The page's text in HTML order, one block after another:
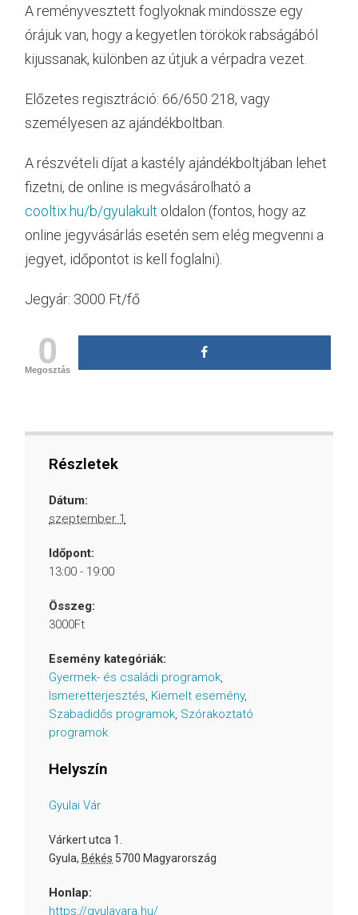
A reményvesztett foglyoknak mindössze egy
órájuk van, hogy a kegyetlen törökök rabságából
kijussanak, különben az útjuk a vérpadra vezet.
Előzetes regisztráció: 66/650 218, vagy
személyesen az ajándékboltban.
A részvételi díjat a kastély ajándékboltjában lehet
fizetni, de online is megvásárolható a
cooltix.hu/b/gyulakult oldalon (fontos, hogy az
online jegyvásárlás esetén sem elég megvenni a
jegyet, időpontot is kell foglalni).
Jegyár: 3000 Ft/fő
0
Megosztás
Részletek
Dátum:
szeptember 1
Időpont:
13:00 - 19:00
Összeg:
3000Ft
Esemény kategóriák:
Gyermek- és családi programok,
Ismeretterjesztés, Kiemelt esemény,
Szabadidős programok, Szórakoztató
programok
Helyszín
Gyulai Vár
Várkert utca 1.
Gyula, Békés 5700 Magyarország
Honlap:
https://gyulavara.hu/